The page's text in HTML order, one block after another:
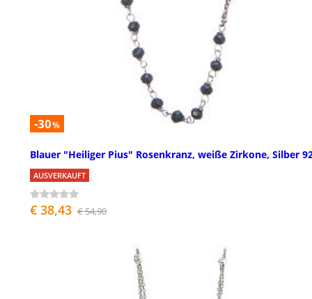
-30%
Blauer "Heiliger Pius" Rosenkranz, weiße Zirkone, Silber
AUSVERKAUFT
€ 38,43 € 54,90